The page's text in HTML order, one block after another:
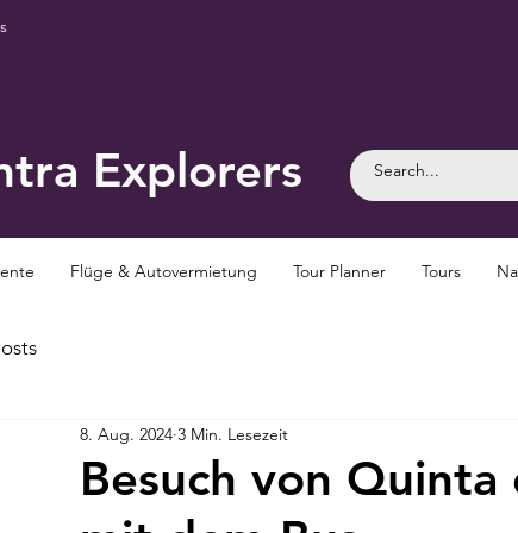
Explorers
Flüge & Autovermietung Tour Planner Tours
Besuch von Quinta
8. Aug. 2024 3 Min. Lesezeit